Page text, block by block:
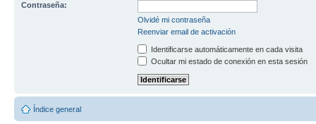
Contraseña:
Olvidé mi contraseña
Reenviar email de activación
Identificarse automáticamente en cada visita
Ocultar mi estado de conexión en esta sesión
Índice general